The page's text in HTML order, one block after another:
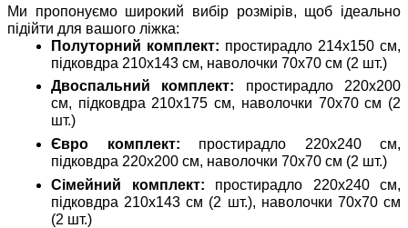
Ми пропонуємо широкий вибір розмірів, щоб ідеально
підійти для вашого ліжка:
Полуторний комплект: простирадло 214х150 см,
підковдра 210х143 см, наволочки 70х70 см (2 шт.)
Двоспальний комплект: простирадло 220х200
см, підковдра 210х175 см, наволочки 70х70 см (2
шт.)
Євро комплект: простирадло 220х240 см,
підковдра 220х200 см, наволочки 70х70 см (2 шт.)
Сімейний комплект: простирадло 220х240 см,
підковдра 210х143 см (2 шт.), наволочки 70х70 см
(2 шт.)